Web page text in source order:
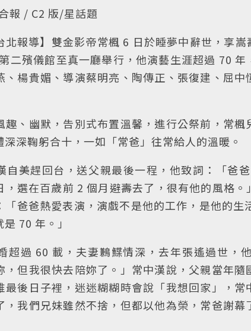
報 / C2 版/星話題
北報導】雙金影帝常楓 6 日於睡夢中辭世，享
二殯儀館至真一廳舉行，他演藝生涯超過 70 年
、楊貴媚、導演蔡明亮、陶傳正、張復建、屈
趣、幽默，告別式布置溫馨，進行公祭前，常
深鞠躬合十，一如「常爸」往常給人的溫暖。
自美趕回台，送父親最後一程，他致詞：「爸
，選在百歲前 2 個月避壽去了，很有他的風格
「爸爸熱愛表演，演戲不是他的工作，是他的
70 年。」
超過 60 載，夫妻鶼鰈情深，去年張遙過世，
，但我很快去陪妳了。」常中漢說，父親當年
最後日子裡，迷迷糊糊時會說「我想回家」，常
，我們兄妹雖然不捨，但都以他為榮，常爸謝